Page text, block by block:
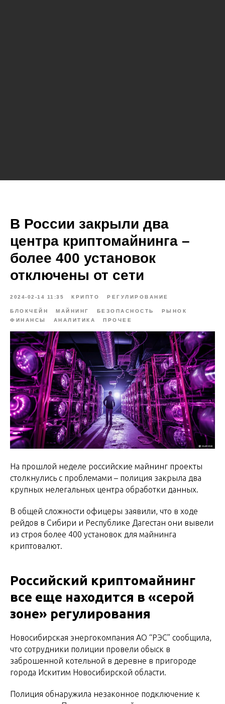
В России закрыли два
центра криптомайнинга –
более 400 установок
отключены от сети
2024-02-14 11:35 КРИПТО РЕГУЛИРОВАНИЕ
БЛОКЧЕЙН МАЙНИНГ БЕЗОПАСНОСТЬ
РЫНОК
ФИНАНСЫ
АНАЛИТИКА ПРОЧЕЕ
На прошлой неделе российские майнинг проекты
столкнулись с проблемами – полиция закрыла два
крупных нелегальных центра обработки данных.
В общей сложности офицеры заявили, что в ходе
рейдов в Сибири и Республике Дагестан они вывели
из строя более 400 установок для майнинга
криптовалют.
Российский криптомайнинг
все еще находится в «серой
зоне» регулирования
Новосибирская энергокомпания АО “РЭС” сообщила,
что сотрудники полиции провели обыск в
заброшенной котельной в деревне в пригороде
города Искитим Новосибирской области.
Полиция обнаружила незаконное подключение к